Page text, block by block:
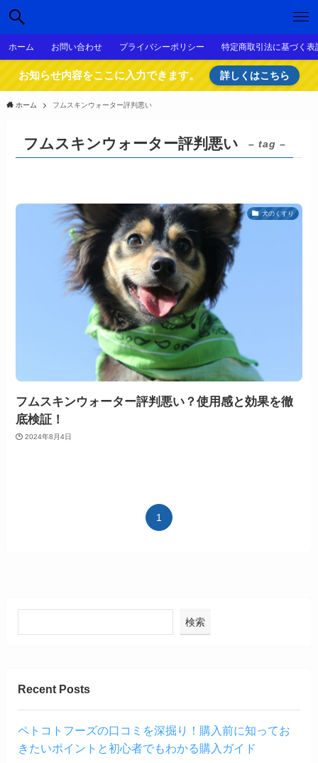
ホーム お問い合わせ プライバシーポリシー 特定商取引法に基づく表
お知らせ内容をここに入力できます。 詳しくはこちら
ホーム フムスキンウォーター評判悪い
フムスキンウォーター評判悪い – tag –
犬のくすり
フムスキンウォーター評判悪い？使用感と効果を徹
底検証！
2024年8月4日
1
検索
Recent Posts
ペトコトフーズの口コミを深掘り！購入前に知ってお
きたいポイントと初心者でもわかる購入ガイド